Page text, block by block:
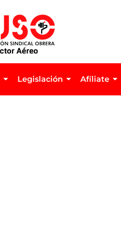
Legislación Afíliate